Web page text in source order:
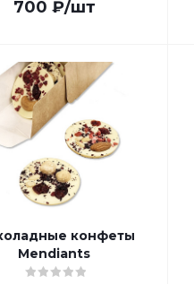
700 ₽/шт
конфеты
Mendiants